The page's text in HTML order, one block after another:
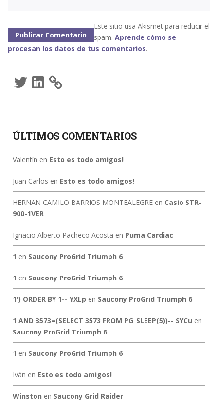
Este sitio usa Akismet para reducir el
spam. Aprende cómo se
procesan los datos de tus comentarios.
TwitterLinkedIn
ÚLTIMOS COMENTARIOS
Valentín en Esto es todo amigos!
Juan Carlos en Esto es todo amigos!
HERNAN CAMILO BARRIOS MONTEALEGREen Casio STR-
900-1VER
Ignacio Alberto Pacheco Acosta en Puma Cardiac
1 en Saucony ProGrid Triumph 6
1 en Saucony ProGrid Triumph 6
1') ORDER BY 1-- YXLp en Saucony ProGrid Triumph 6
1 AND 3573=(SELECT 3573 FROM PG_SLEEP(5))-- SYCu en
Saucony ProGrid Triumph 6
1 en Saucony ProGrid Triumph 6
Iván en Esto es todo amigos!
Winston en Saucony Grid Raider